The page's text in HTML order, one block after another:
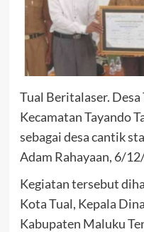
Tual Beritalaser. Desa
Kecamatan Tayando
sebagai desa cantik
Adam Rahayaan, 6/
Kegiatan tersebut
Kota Tual, Kepala
Kabupaten Maluku